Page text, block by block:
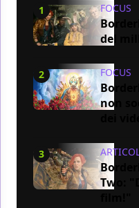
1 FOCUS
del
2 FOCUS
non
3
Two: